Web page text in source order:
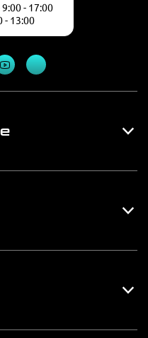
9:00 - 17:00
- 13:00